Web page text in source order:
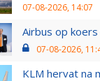
07-08-2026, 14:07
Airbus op
07-08-2026,
KLM hervat na